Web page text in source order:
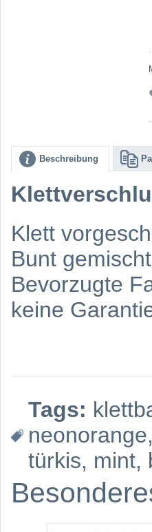
Beschreibung
Klett
Bunt
Bevorzugte
keine
Tags:
neonorange,
türkis, mint,